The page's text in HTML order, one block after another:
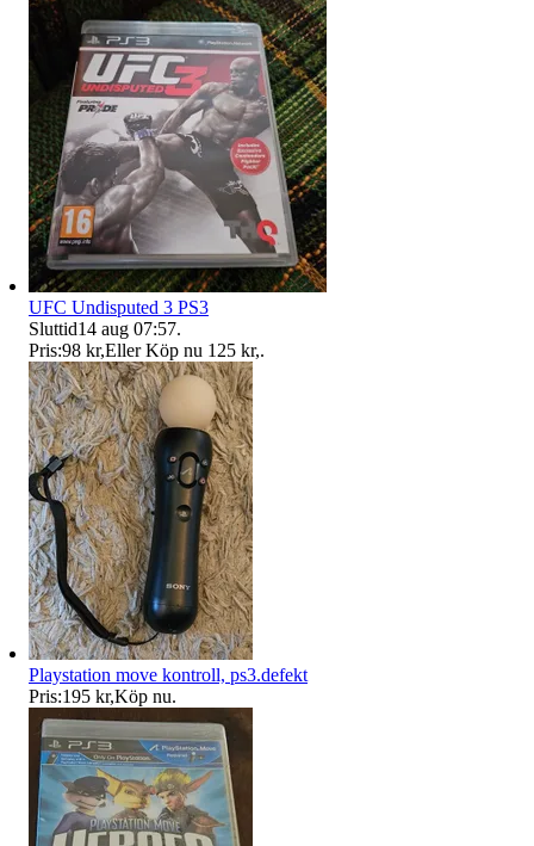
UFC Undisputed 3 PS3
Sluttid14 aug 07:57.
Pris:98 kr,Eller Köp nu 125 kr,.
Playstation move kontroll, ps3.defekt
Pris:195 kr,Köp nu.